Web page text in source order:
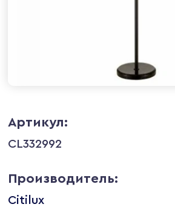
Артикул:
CL332992
Производитель:
Citilux